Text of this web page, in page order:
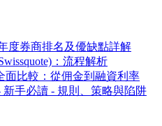
度券商排名及優缺點詳解
：流程解析
面比較：從佣金到融資利率
手必讀 - 規則、策略與陷阱